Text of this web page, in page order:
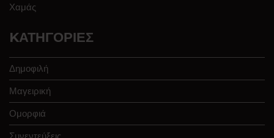
Χαμάς
KΑΤΗΓΟΡΊΕΣ
Δημοφιλή
Μαγειρική
Ομορφιά